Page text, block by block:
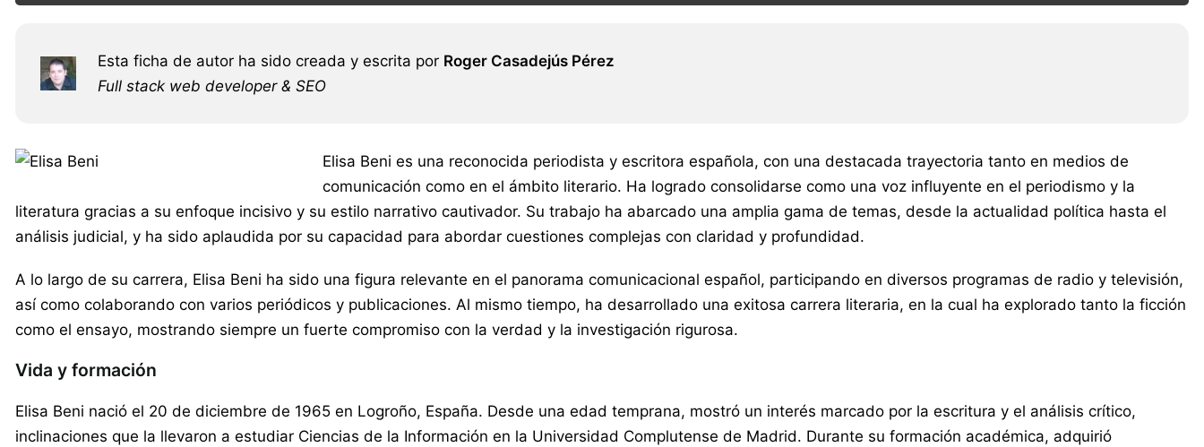
Esta ficha de autor ha sido creada y escrita por Roger Casadejús Pérez
Full stack web developer & SEO
Elisa Beni es una reconocida periodista y escritora española, con una destacada trayectoria tanto en medios de
comunicación como en el ámbito literario. Ha logrado consolidarse como una voz influyente en el periodismo y la
literatura gracias a su enfoque incisivo y su estilo narrativo cautivador. Su trabajo ha abarcado una amplia gama de temas, desde la actualidad política hasta el
análisis judicial, y ha sido aplaudida por su capacidad para abordar cuestiones complejas con claridad y profundidad.
A lo largo de su carrera, Elisa Beni ha sido una figura relevante en el panorama comunicacional español, participando en diversos programas de radio y televisión,
así como colaborando con varios periódicos y publicaciones. Al mismo tiempo, ha desarrollado una exitosa carrera literaria, en la cual ha explorado tanto la ficción
como el ensayo, mostrando siempre un fuerte compromiso con la verdad y la investigación rigurosa.
Vida y formación
Elisa Beni nació el 20 de diciembre de 1965 en Logroño, España. Desde una edad temprana, mostró un interés marcado por la escritura y el análisis crítico,
inclinaciones que la llevaron a estudiar Ciencias de la Información en la Universidad Complutense de Madrid. Durante su formación académica, adquirió